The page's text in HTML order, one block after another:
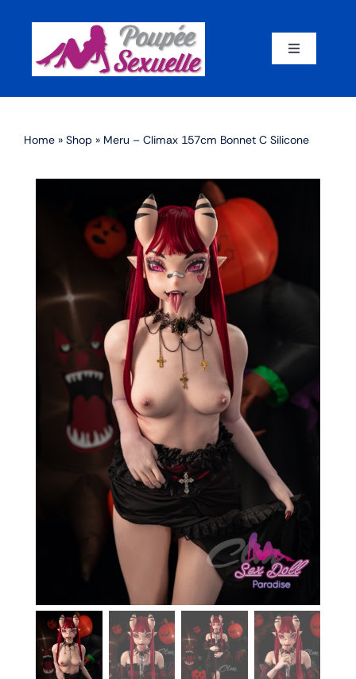
content
Toggle
Par corps
Par matériaux
Par taille
Sex dolls en promotion
Contact
Livraison
Home » Shop » Meru – Climax 157cm Bonnet C Silicone